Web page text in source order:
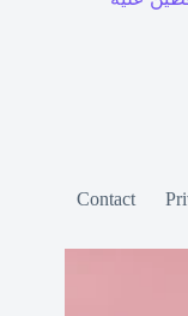
Contact